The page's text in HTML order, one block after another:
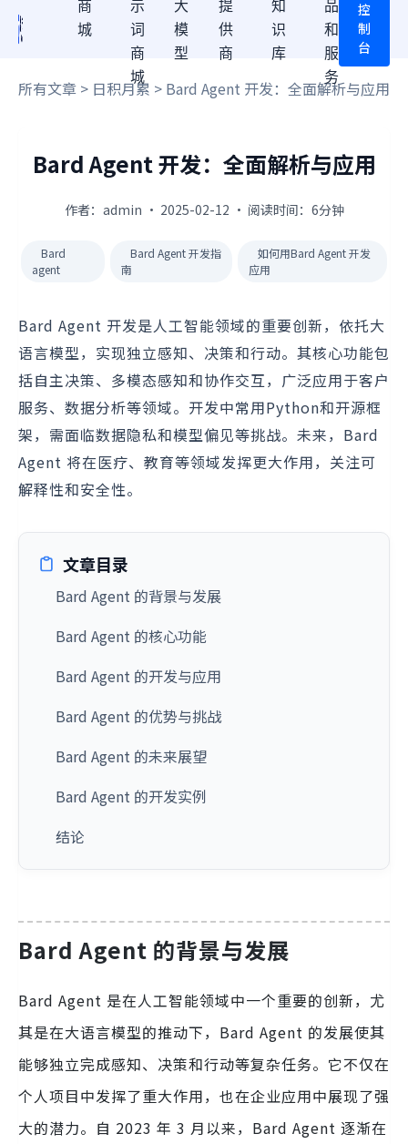
商
城
示
词
商
城
大
模
型
提
供
商
知
识
库
品
和
服
务
控
制
台
所有文章 > 日积月累 > Bard Agent 开发：全面解析与应用
Bard Agent 开发：全面解析与应用
作者：admin · 2025-02-12 · 阅读时间：6分钟
Bard
agent
Bard Agent 开发指
南
如何用Bard Agent 开发
应用
Bard Agent 开发是人工智能领域的重要创新，依托大
语言模型，实现独立感知、决策和行动。其核心功能包
括自主决策、多模态感知和协作交互，广泛应用于客户
服务、数据分析等领域。开发中常用Python和开源框
架，需面临数据隐私和模型偏见等挑战。未来，Bard
Agent 将在医疗、教育等领域发挥更大作用，关注可
解释性和安全性。
文章目录
Bard Agent 的背景与发展
Bard Agent 的核心功能
Bard Agent 的开发与应用
Bard Agent 的优势与挑战
Bard Agent 的未来展望
Bard Agent 的开发实例
结论
Bard Agent 的背景与发展
Bard Agent 是在人工智能领域中一个重要的创新，尤
其是在大语言模型的推动下，Bard Agent 的发展使其
能够独立完成感知、决策和行动等复杂任务。它不仅在
个人项目中发挥了重大作用，也在企业应用中展现了强
大的潜力。自 2023 年 3 月以来，Bard Agent 逐渐在